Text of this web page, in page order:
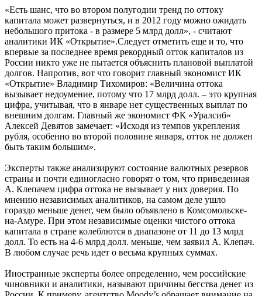
«Есть шанс, что во втором полугодии тренд по оттоку
капитала может развернуться, и в 2012 году можно ожидать
небольшого притока - в размере 5 млрд долл», - считают
аналитики ИК «Открытие».Следует отметить еще и то, что
впервые за последнее время рекордный отток капиталов из
России никто уже не пытается объяснить плановой выплатой
долгов. Напротив, вот что говорит главный экономист ИК
«Открытие» Владимир Тихомиров: «Величина оттока
вызывает недоумение, потому что 17 млрд долл. – это крупная
цифра, учитывая, что в январе нет существенных выплат по
внешним долгам. Главный же экономист ФК «Уралсиб»
Алексей Девятов замечает: «Исходя из темпов укрепления
рубля, особенно во второй половине января, отток не должен
быть таким большим».
Эксперты также анализируют состояние валютных резервов
страны и почти единогласно говорят о том, что приведенная
А. Клепачем цифра оттока не вызывает у них доверия. По
мнению независимых аналитиков, на самом деле ушло
гораздо меньше денег, чем было объявлено в Комсомольске-
на-Амуре. При этом независимые оценки чистого оттока
капитала в стране колеблются в диапазоне от 11 до 13 млрд
долл. То есть на 4-6 млрд долл. меньше, чем заявил А. Клепач.
В любом случае речь идет о весьма крупных суммах.
Иностранные эксперты более определенно, чем российские
чиновники и аналитики, называют причины бегства денег из